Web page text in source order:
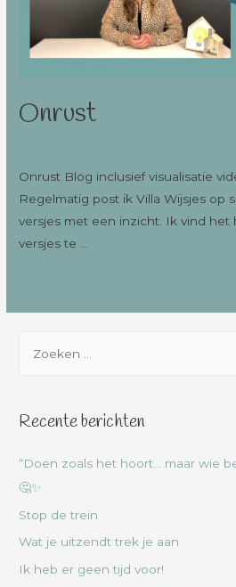
Onrust
Onrust Blog inclusief visualisatie
Regelmatig post ik Villa Wijsjes op
versjes met een inzicht. Ik vind het
versjes te …
Recente berichten
“Doen zoals het hoort… maar wie
🤔✨
Stop de trein
Wat je uitzendt trek je aan
Ik heb er geen tijd voor!